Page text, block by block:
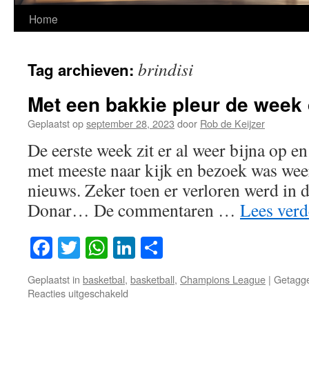
Home
Tag archieven: brindisi
Met een bakkie pleur de
Geplaatst opseptember 28, 2023 door Rob de Keijzer
De eerste week zit er al weer bijna op
met meeste naar kijk en bezoek was
nieuws. Zeker toen er verloren werd in
Donar… De commentaren … Lees
Facebook
TwitterWhatsApp
LinkedIn
Geplaatst in basketbal, basketball, Champions League |
Reacties uitgeschakeld